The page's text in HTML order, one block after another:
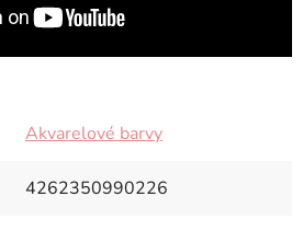
Akvarelové barvy
4262350990226